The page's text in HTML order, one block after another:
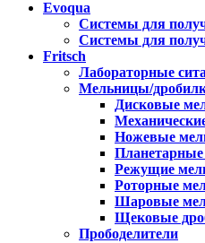
Evoqua
Системы для
Системы для
Fritsch
Лабораторные сита
Мельницы/
Дисковые
Ножевые
Режущие
Роторные
Шаровые
Щековые
Прободелители